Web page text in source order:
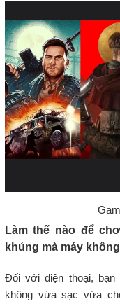
Làm thế nào để
khủng mà máy
Đối với điện thoại,
không vừa sạc vừa